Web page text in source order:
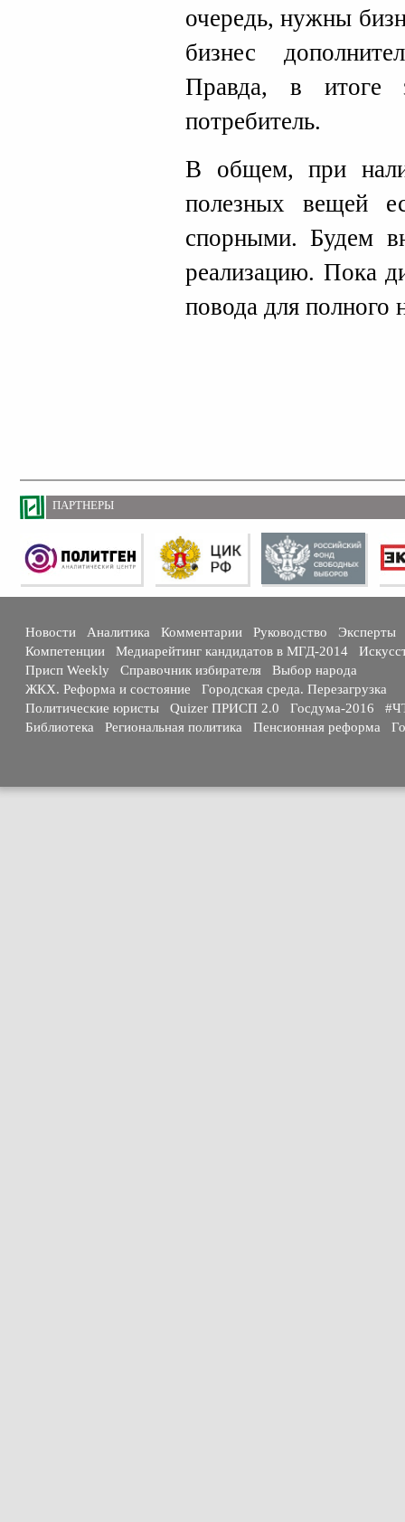
очередь, нужны
бизнес
Правда, в итоге
потребитель.
В общем, при
полезных вещей
спорными. Будем
реализацию. Пока
повода для полного
ПАРТНЕРЫ
Новости Аналитика Комментарии Руководство
Эксперты
Компетенции
Медиарейтинг кандидатов в МГД-2014
Присп Weekly
Справочник избирателя
Выбор народа
ЖКХ. Реформа и состояние
Городская среда. Перезагрузка
Политические юристы
Quizer ПРИСП 2.0 Госдума-2016
Библиотека
Региональная политика Пенсионная реформа